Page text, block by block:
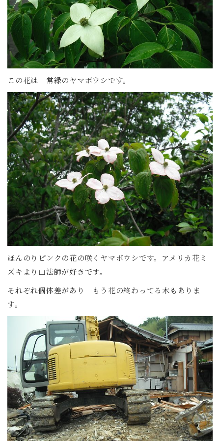
この花は 常緑のヤマボウシです。
ほんのりピンクの花の咲くヤマボウシです。アメリカ花ミ
ズキより山法師が好きです。
それぞれ個体差があり もう花の終わってる木もありま
す。